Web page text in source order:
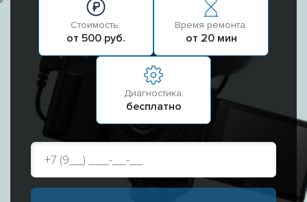
Стоимость:
от 500 руб.
Время ремонта:
от 20 мин
Диагностика:
бесплатно